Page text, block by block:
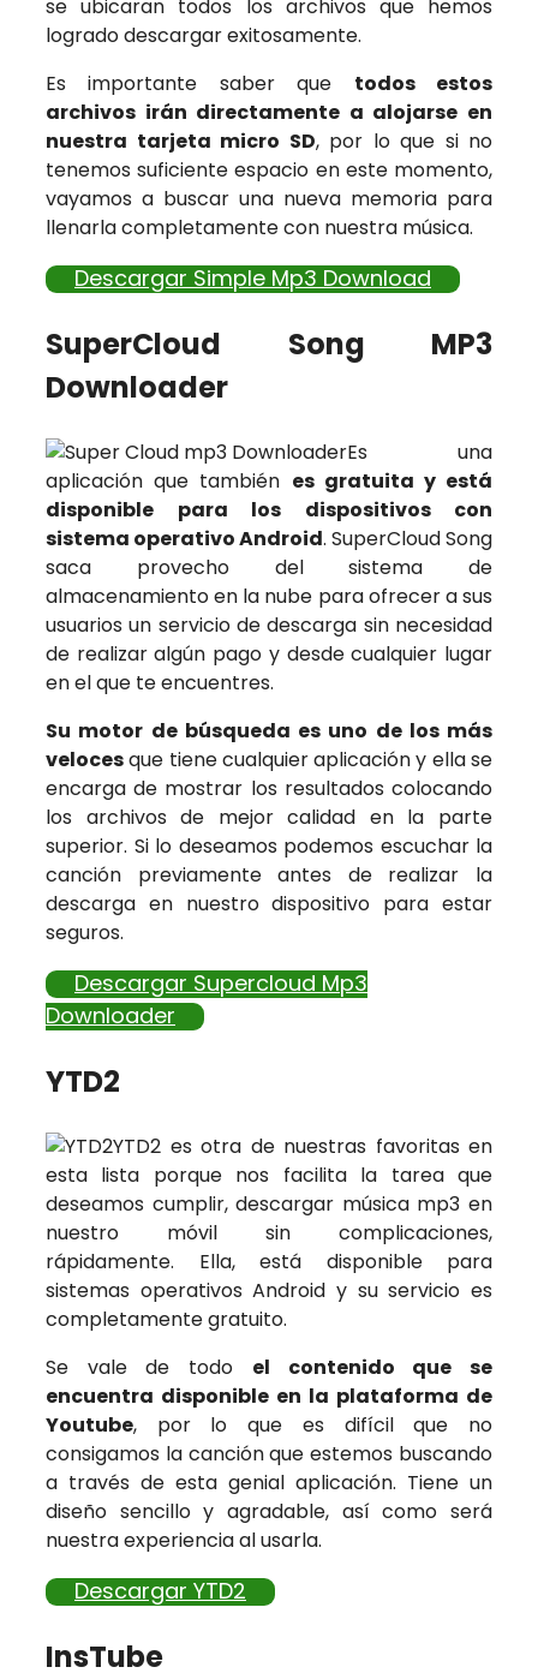
se ubicaran todos los archivos que hemos
logrado descargar exitosamente.
Es importante saber que todos estos
archivos irán directamente a alojarse en
nuestra tarjeta micro SD, por lo que si no
tenemos suficiente espacio en este momento,
vayamos a buscar una nueva memoria para
llenarla completamente con nuestra música.
Descargar Simple Mp3 Download
SuperCloud Song MP3
Downloader
Es una
aplicación que también es gratuita y está
disponible para los dispositivos con
sistema operativo Android. SuperCloud Song
saca provecho del sistema de
almacenamiento en la nube para ofrecer a sus
usuarios un servicio de descarga sin necesidad
de realizar algún pago y desde cualquier lugar
en el que te encuentres.
Su motor de búsqueda es uno de los más
velocesque tiene cualquier aplicación y ella se
encarga de mostrar los resultados colocando
los archivos de mejor calidad en la parte
superior. Si lo deseamos podemos escuchar la
canción previamente antes de realizar la
descarga en nuestro dispositivo para estar
seguros.
Descargar Supercloud Mp3
Downloader
YTD2
YTD2 es otra de nuestras favoritas en
esta lista porque nos facilita la tarea que
deseamos cumplir, descargar música mp3 en
nuestro móvil sin complicaciones,
rápidamente. Ella, está disponible para
sistemas operativos Android y su servicio es
completamente gratuito.
Se vale de todo el contenido que se
encuentra disponible en la plataforma de
Youtube, por lo que es difícil que no
consigamos la canción que estemos buscando
a través de esta genial aplicación. Tiene un
diseño sencillo y agradable, así como será
nuestra experiencia al usarla.
Descargar YTD2
InsTube